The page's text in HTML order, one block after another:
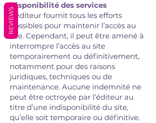
Disponibilité des services
L’éditeur fournit tous les efforts
possibles pour maintenir l’accès au
site. Cependant, il peut être amené à
interrompre l’accès au site
temporairement ou définitivement,
notamment pour des raisons
juridiques, techniques ou de
maintenance. Aucune indemnité ne
peut être octroyée par l’éditeur au
titre d’une indisponibilité du site,
qu’elle soit temporaire ou définitive.
REVIEWS